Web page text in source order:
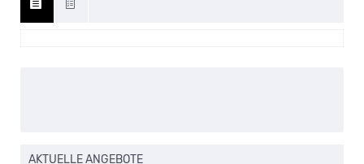
AKTUELLE ANGEBOTE